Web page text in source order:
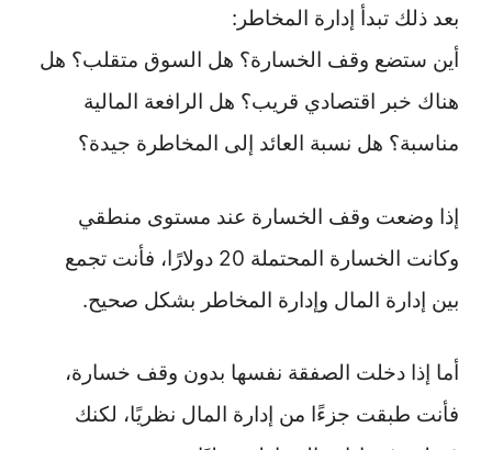
بعد ذلك تبدأ إدارة المخاطر:
أين ستضع وقف الخسارة؟ هل السوق متقلب؟ هل
هناك خبر اقتصادي قريب؟ هل الرافعة المالية
مناسبة؟ هل نسبة العائد إلى المخاطرة جيدة؟
إذا وضعت وقف الخسارة عند مستوى منطقي
وكانت الخسارة المحتملة 20 دولارًا، فأنت تجمع
بين إدارة المال وإدارة المخاطر بشكل صحيح.
أما إذا دخلت الصفقة نفسها بدون وقف خسارة،
فأنت طبقت جزءًا من إدارة المال نظريًا، لكنك